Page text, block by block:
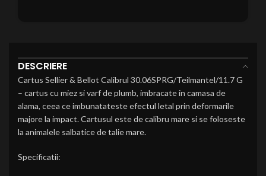
DESCRIERE
Cartus Sellier & Bellot Calibrul 30.06SPRG/Teilmantel/11.7 G
– cartus cu miez si varf de plumb, imbracate in camasa de
alama, ceea ce imbunatateste efectul letal prin deformarile
majore la impact. Cartusul este de calibru mare si se foloseste
la animalele salbatice de talie mare.
Specificatii: